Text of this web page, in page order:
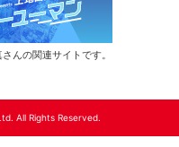
んの関連サイトです。
All Rights Reserved.